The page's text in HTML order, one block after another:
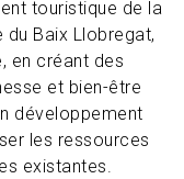
touristique de la
Baix Llobregat,
en créant des
et bien-être
développement
les ressources
existantes.